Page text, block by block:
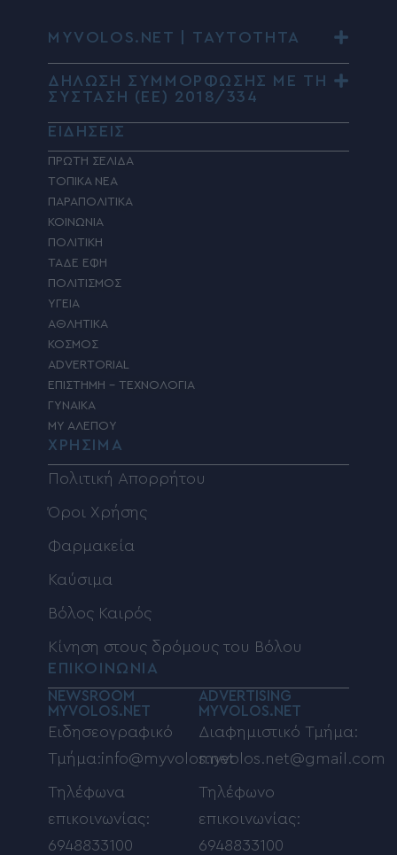
MYVOLOS.NET | ΤΑΥΤΟΤΗΤΑ
ΔΗΛΩΣΗ ΣΥΜΜΟΡΦΩΣΗΣ ΜΕ ΤΗ
ΣΥΣΤΑΣΗ (ΕΕ) 2018/334
ΕΙΔΗΣΕΙΣ
ΠΡΩΤΗ ΣΕΛΙΔΑ
ΤΟΠΙΚΑ ΝΕΑ
ΠΑΡΑΠΟΛΙΤΙΚΑ
ΚΟΙΝΩΝΙΑ
ΠΟΛΙΤΙΚΗ
ΤΑΔΕ ΕΦΗ
ΠΟΛΙΤΙΣΜΟΣ
ΥΓΕΙΑ
ΑΘΛΗΤΙΚΑ
ΚΟΣΜΟΣ
ADVERTORIAL
ΕΠΙΣΤΗΜΗ – ΤΕΧΝΟΛΟΓΙΑ
ΓΥΝΑΙΚΑ
MY ΑΛΕΠΟΥ
ΧΡΗΣΙΜΑ
Πολιτική Απορρήτου
Όροι Χρήσης
Φαρμακεία
Καύσιμα
Βόλος Καιρός
Κίνηση στους δρόμους του Βόλου
ΕΠΙΚΟΙΝΩΝΙΑ
NEWSROOM
MYVOLOS.NET
Ειδησεογραφικό
Τμήμα:info@myvolos.net
Τηλέφωνα
επικοινωνίας:
6948833100
ADVERTISING
MYVOLOS.NET
Διαφημιστικό Τμήμα:
myvolos.net@gmail.com
Τηλέφωνο
επικοινωνίας:
6948833100